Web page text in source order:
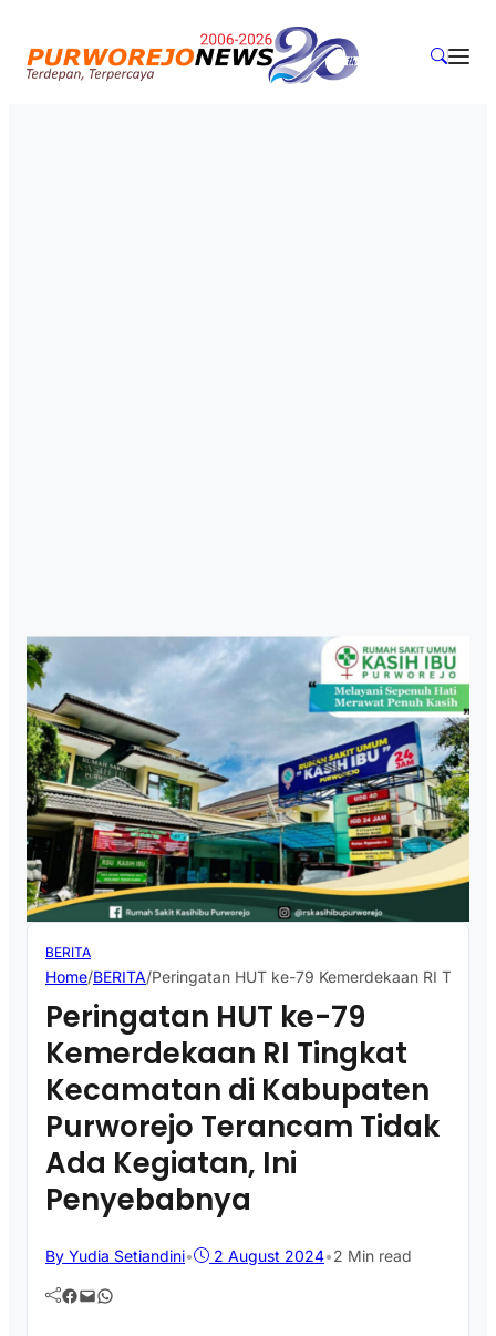
BERITA
Home/BERITA/Peringatan HUT ke-79 Kemerdekaan RI
Peringatan HUT ke-79
Kemerdekaan RI Tingkat
Kecamatan di Kabupaten
Purworejo Terancam Tidak
Ada Kegiatan, Ini
Penyebabnya
By Yudia Setiandini• 2 August 2024•2 Min read
Facebook Mail WhatsApp